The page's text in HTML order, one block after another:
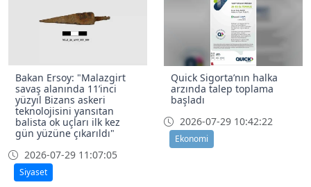
Bakan Ersoy: "Malazgirt
savaş alanında 11’inci
yüzyıl Bizans askeri
teknolojisini yansıtan
balista ok uçları ilk kez
gün yüzüne çıkarıldı"
2026-07-29 11:07:05
Siyaset
Quick Sigorta’nın halka
arzında talep toplama
başladı
2026-07-29 10:42:22
Ekonomi